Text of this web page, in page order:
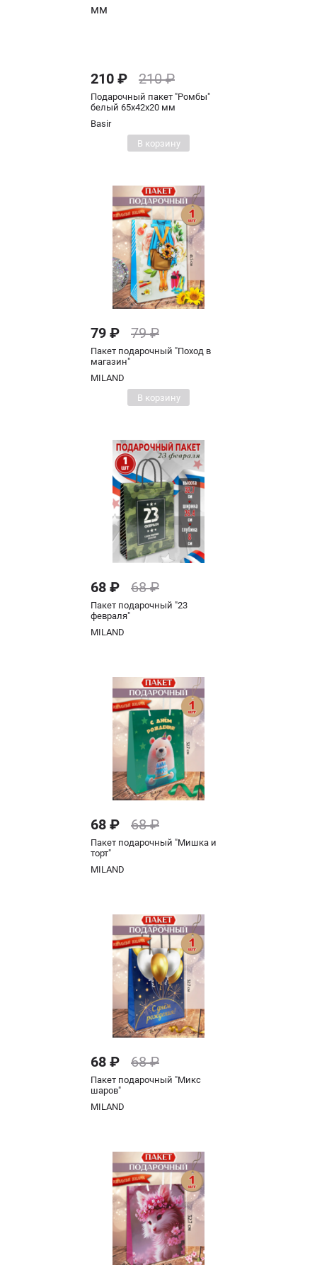
210 ₽ 210 ₽
Подарочный пакет "Ромбы"
белый 65х42х20 мм
Basir
В корзину
79 ₽ 79 ₽
Пакет подарочный "Поход в
магазин"
MILAND
В корзину
68 ₽ 68 ₽
Пакет подарочный "23
февраля"
MILAND
68 ₽ 68 ₽
Пакет подарочный "Мишка и
торт"
MILAND
68 ₽ 68 ₽
Пакет подарочный "Микс
шаров"
MILAND